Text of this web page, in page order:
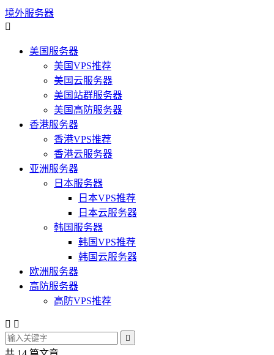
境外服务器

美国服务器
美国VPS推荐
美国云服务器
美国站群服务器
美国高防服务器
香港服务器
香港VPS推荐
香港云服务器
亚洲服务器
日本服务器
日本VPS推荐
日本云服务器
韩国服务器
韩国VPS推荐
韩国云服务器
欧洲服务器
高防服务器
高防VPS推荐
 
